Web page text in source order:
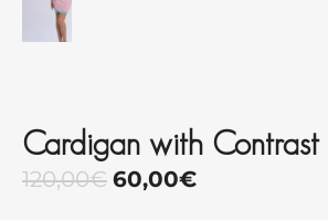
Cardigan with Contrast
120,00€ 60,00€